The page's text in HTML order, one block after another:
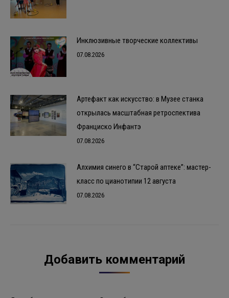
Инклюзивные творческие коллективы
07.08.2026
Артефакт как искусство: в Музее станка
открылась масштабная ретроспектива
Франциско Инфантэ
07.08.2026
Алхимия синего в “Старой аптеке”: мастер-
класс по цианотипии 12 августа
07.08.2026
Добавить комментарий